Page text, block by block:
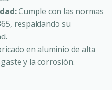
Cumple con las normas
respaldando su
en aluminio de alta
y la corrosión.